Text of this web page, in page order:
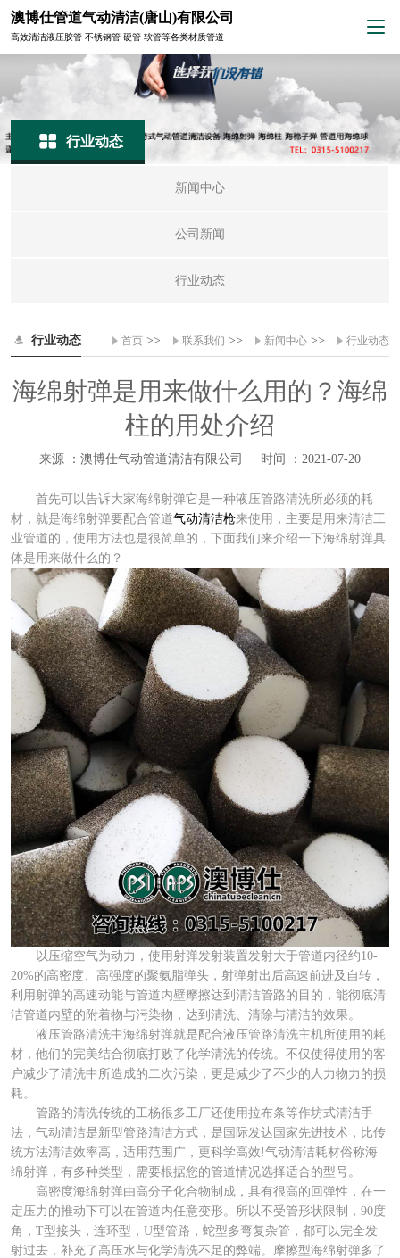
澳博仕管道气动清洁(唐山)有限公司
高效清洁液压胶管 不锈钢管 硬管 软管等各类材质管道
行业动态
新闻中心
公司新闻
行业动态
行业动态 首页 >> 联系我们 >> 新闻中心 >> 行业动态
海绵射弹是用来做什么用的？海绵
柱的用处介绍
来源 ：澳博仕气动管道清洁有限公司 时间 ：2021-07-20
首先可以告诉大家海绵射弹它是一种液压管路清洗所必须的耗
材，就是海绵射弹要配合管道气动清洁枪来使用，主要是用来清洁工
业管道的，使用方法也是很简单的，下面我们来介绍一下海绵射弹具
体是用来做什么的？
以压缩空气为动力，使用射弹发射装置发射大于管道内径约10-
20%的高密度、高强度的聚氨脂弹头，射弹射出后高速前进及自转，
利用射弹的高速动能与管道内壁摩擦达到清洁管路的目的，能彻底清
洁管道内壁的附着物与污染物，达到清洗、清除与清洁的效果。
液压管路清洗中海绵射弹就是配合液压管路清洗主机所使用的耗
材，他们的完美结合彻底打败了化学清洗的传统。不仅使得使用的客
户减少了清洗中所造成的二次污染，更是减少了不少的人力物力的损
耗。
管路的清洗传统的工杨很多工厂还使用拉布条等作坊式清洁手
法，气动清洁是新型管路清洁方式，是国际发达国家先进技术，比传
统方法清洁效率高，适用范围广，更科学高效!气动清洁耗材俗称海
绵射弹，有多种类型，需要根据您的管道情况选择适合的型号。
高密度海绵射弹由高分子化合物制成，具有很高的回弹性，在一
定压力的推动下可以在管道内任意变形。所以不受管形状限制，90度
角，T型接头，连环型，U型管路，蛇型多弯复杂管，都可以完全发
射过去，补充了高压水与化学清洗不足的弊端。摩擦型海绵射弹多了